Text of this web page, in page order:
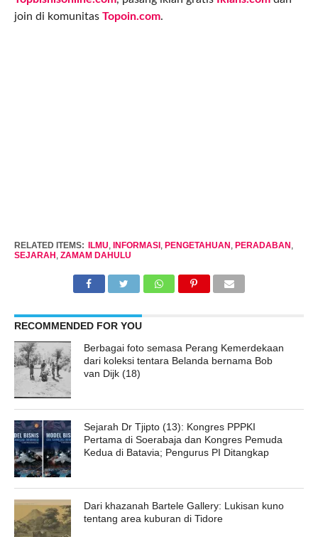
join di komunitas Topoin.com.
RELATED ITEMS: ILMU, INFORMASI , PENGETAHUAN , PERADABAN ,
SEJARAH , ZAMAM DAHULU
RECOMMENDED FOR YOU
Berbagai foto semasa Perang Kemerdekaan
dari koleksi tentara Belanda bernama Bob
van Dijk (18)
Sejarah Dr Tjipto (13): Kongres PPPKI
Pertama di Soerabaja dan Kongres Pemuda
Kedua di Batavia; Pengurus PI Ditangkap
Dari khazanah Bartele Gallery: Lukisan kuno
tentang area kuburan di Tidore